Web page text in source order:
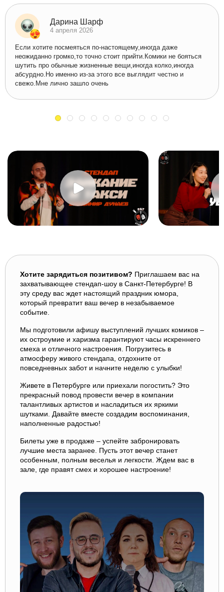
Дарина Шарф
4 апреля 2026
Если хотите посмеяться по-настоящему,иногда даже
неожиданно громко,то точно стоит прийти.Комики не бояться
шутить про обычные жизненные вещи,иногда колко,иногда
абсурдно.Но именно из-за этого все выглядит честно и
свежо.Мне лично зашло очень
Хотите зарядиться позитивом? Приглашаем вас на
захватывающее стендап-шоу в Санкт-Петербурге! В
эту среду вас ждет настоящий праздник юмора,
который превратит ваш вечер в незабываемое
событие.
Мы подготовили афишу выступлений лучших комиков –
их остроумие и харизма гарантируют часы искреннего
смеха и отличного настроения. Погрузитесь в
атмосферу живого стендапа, отдохните от
повседневных забот и начните неделю с улыбки!
Живете в Петербурге или приехали погостить? Это
прекрасный повод провести вечер в компании
талантливых артистов и насладиться их яркими
шутками. Давайте вместе создадим воспоминания,
наполненные радостью!
Билеты уже в продаже – успейте забронировать
лучшие места заранее. Пусть этот вечер станет
особенным, полным веселья и легкости. Ждем вас в
зале, где правят смех и хорошее настроение!